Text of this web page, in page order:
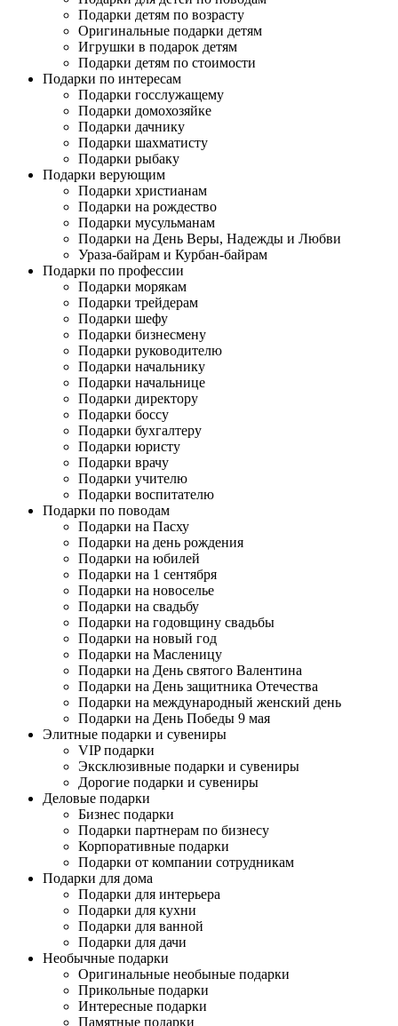
Подарки детям по возрасту
Оригинальные подарки детям
Игрушки в подарок детям
Подарки детям по стоимости
Подарки по интересам
Подарки госслужащему
Подарки домохозяйке
Подарки дачнику
Подарки шахматисту
Подарки рыбаку
Подарки верующим
Подарки христианам
Подарки на рождество
Подарки мусульманам
Подарки на День Веры, Надежды и Любви
Ураза-байрам и Курбан-байрам
Подарки по профессии
Подарки морякам
Подарки трейдерам
Подарки шефу
Подарки бизнесмену
Подарки руководителю
Подарки начальнику
Подарки начальнице
Подарки директору
Подарки боссу
Подарки бухгалтеру
Подарки юристу
Подарки врачу
Подарки учителю
Подарки воспитателю
Подарки по поводам
Подарки на Пасху
Подарки на день рождения
Подарки на юбилей
Подарки на 1 сентября
Подарки на новоселье
Подарки на свадьбу
Подарки на годовщину свадьбы
Подарки на новый год
Подарки на Масленицу
Подарки на День святого Валентина
Подарки на День защитника Отечества
Подарки на международный женский день
Подарки на День Победы 9 мая
Элитные подарки и сувениры
VIP подарки
Эксклюзивные подарки и сувениры
Дорогие подарки и сувениры
Деловые подарки
Бизнес подарки
Подарки партнерам по бизнесу
Корпоративные подарки
Подарки от компании сотрудникам
Подарки для дома
Подарки для интерьера
Подарки для кухни
Подарки для ванной
Подарки для дачи
Необычные подарки
Оригинальные необыные подарки
Прикольные подарки
Интересные подарки
Памятные подарки